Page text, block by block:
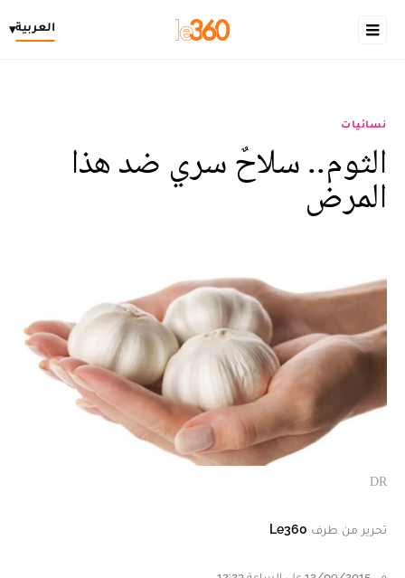
العربية▾
نسائيات
الثوم.. سلاحٌ سري ضد هذا
المرض
DR
تحرير من طرف Le360